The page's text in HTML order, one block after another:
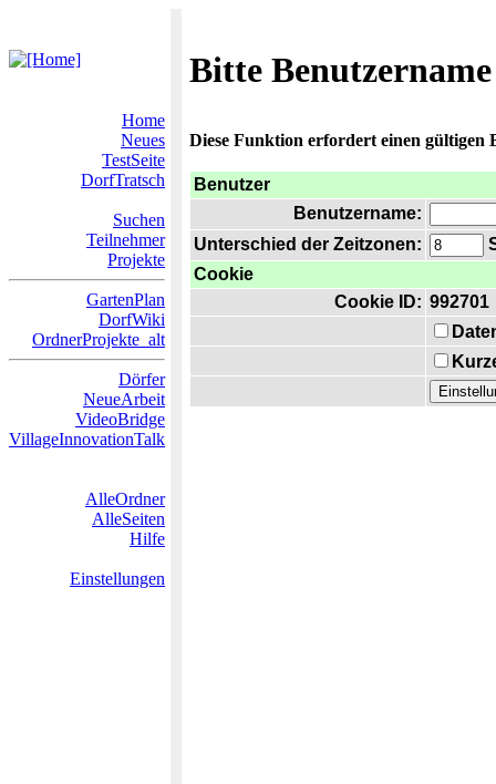
Bitte
Home
Neues
TestSeite
DorfTratsch
Suchen
Teilnehmer
Projekte
GartenPlan
DorfWiki
OrdnerProjekte_alt
Dörfer
NeueArbeit
VideoBridge
VillageInnovationTalk
AlleOrdner
AlleSeiten
Hilfe
Einstellungen
Diese Funktion erfordert einen gültigen
Benutzer
Benutzername:
Unterschied der Zeitzonen:
Cookie
Cookie ID: 992701